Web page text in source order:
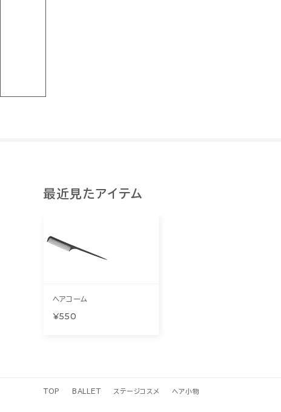
最近見たアイテム
ヘアコーム
¥550
TOP BALLET ステージコスメ ヘア小物